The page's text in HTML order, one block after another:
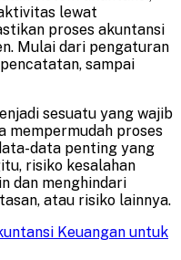
lewat
proses akuntansi
Mulai dari pengaturan
sampai
sesuatu yang wajib
mempermudah proses
data penting yang
risiko kesalahan
dan menghindari
atau risiko lainnya.
Keuangan untuk